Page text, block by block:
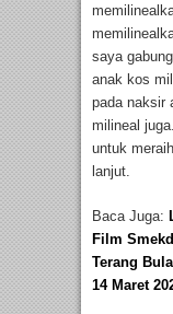
saya
anak kos
pada naksir
milineal
untuk
lanjut.
Baca Juga:
Film
Terang
14 Maret